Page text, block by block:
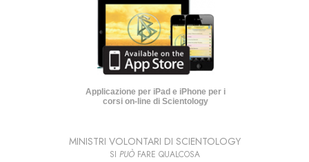
Applicazione per iPad e iPhone per i
corsi on-line di Scientology
MINISTRI VOLONTARI DI SCIENTOLOGY
SI PUÒFARE QUALCOSA